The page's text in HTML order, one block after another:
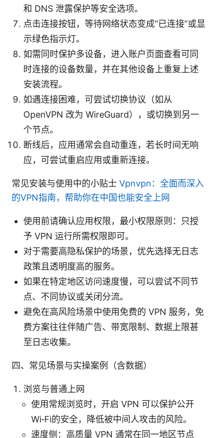
和 DNS 泄露保护等安全选项。
点击连接按钮，等待网络状态变成“已连接”或显
示绿色指示灯。
如需同时保护多设备，进入账户页面查看可同
时连接的设备数量，并在其他设备上重复上述
安装流程。
如遇连接困难，可尝试切换协议（如从
OpenVPN 改为 WireGuard），或切换到另一
个节点。
断线后，应用通常会自动重连，若长时间无响
应，可尝试重启应用或重新连接。
常见安装与使用中的小贴士 Vpnvpn：全面而深入
的VPN指南，帮助你在中国也能安全上网
使用前请确认应用权限，最小权限原则：只授
予 VPN 运行所需权限即可。
对于需要高隐私保护的场景，优先选择无日志
政策且透明度高的服务。
如果在特定地区访问速度慢，可以尝试不同节
点、不同协议或关闭分流。
避免在高风险场景中使用免费的 VPN 服务，免
费方案往往伴随广告、带宽限制、数据上限甚
至日志收集。
四、常见场景与实操案例（含数据）
浏览与普通上网
使用常规浏览时，开启 VPN 可以保护公开
Wi‑Fi的安全，降低被中间人攻击的风险。
速度侧：高质量 VPN 通常在同一地区节点